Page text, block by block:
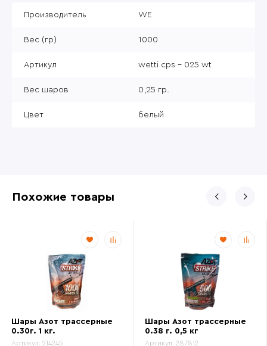
Производитель WE
Вес (гр) 1000
Артикул wetti cps - 025 wt
Вес шаров 0,25 гр.
Цвет белый
Похожие товары
Шары Азот трассерные
0.30г. 1 кг.
Артикул: 214245
Шары Азот трассерные
0.38 г. 0,5 кг
Артикул: 287812